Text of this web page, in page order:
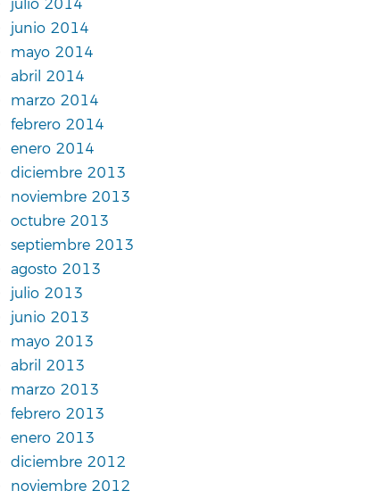
julio 2014
junio 2014
mayo 2014
abril 2014
marzo 2014
febrero 2014
enero 2014
diciembre 2013
noviembre 2013
octubre 2013
septiembre 2013
agosto 2013
julio 2013
junio 2013
mayo 2013
abril 2013
marzo 2013
febrero 2013
enero 2013
diciembre 2012
noviembre 2012